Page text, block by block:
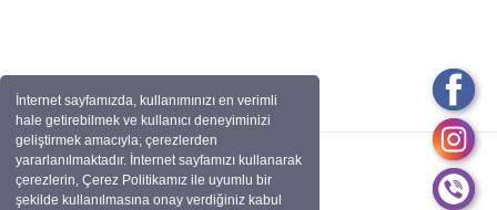
İnternet sayfamızda, kullanımınızı en verimli
hale getirebilmek ve kullanıcı deneyiminizi
geliştirmek amacıyla; çerezlerden
yararlanılmaktadır. İnternet sayfamızı kullanarak
çerezlerin, Çerez Politikamız ile uyumlu bir
şekilde kullanılmasına onay verdiğiniz kabul